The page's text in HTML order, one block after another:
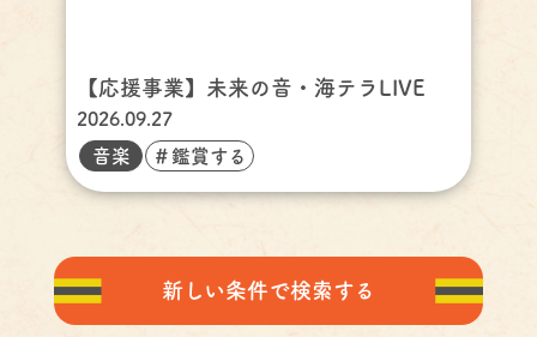
【応援事業】未来の音・海テラLIVE
2026.09.27
音楽
＃鑑賞する
新しい条件で検索する